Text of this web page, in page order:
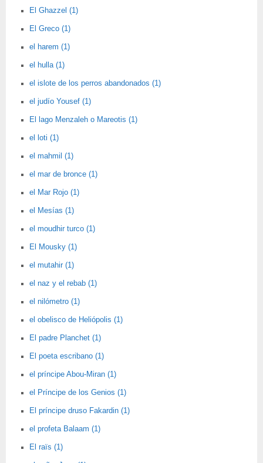
El Ghazzel (1)
El Greco (1)
el harem (1)
el hulla (1)
el islote de los perros abandonados (1)
el judío Yousef (1)
El lago Menzaleh o Mareotis (1)
el loti (1)
el mahmil (1)
el mar de bronce (1)
el Mar Rojo (1)
el Mesías (1)
el moudhir turco (1)
El Mousky (1)
el mutahir (1)
el naz y el rebab (1)
el nilómetro (1)
el obelisco de Heliópolis (1)
El padre Planchet (1)
El poeta escribano (1)
el príncipe Abou-Miran (1)
el Príncipe de los Genios (1)
El príncipe druso Fakardin (1)
el profeta Balaam (1)
El raïs (1)